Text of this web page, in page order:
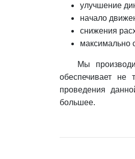
улучшение
начало
снижения
максимально
Мы производим
обеспечивает не
проведения
большее.